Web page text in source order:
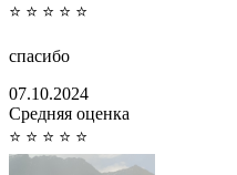
⭐ ⭐ ⭐ ⭐ ⭐
спасибо
07.10.2024
Cредняя оценка
⭐ ⭐ ⭐ ⭐ ⭐